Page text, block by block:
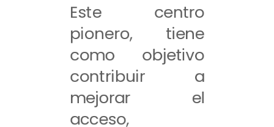
Este centro
pionero, tiene
como objetivo
contribuir a
mejorar el
acceso,